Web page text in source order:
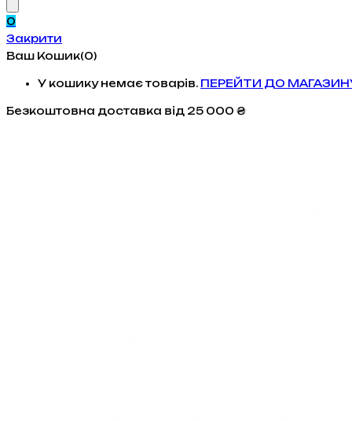
0
Закрити
Ваш Кошик(0)
У кошику немає товарів. ПЕРЕЙТИ ДО
Безкоштовна доставка від 25 000 ₴